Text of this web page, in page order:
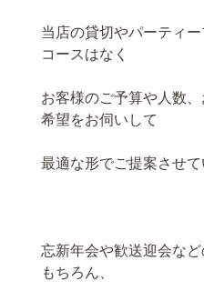
当店の貸切やパーティ
コースはなく
お客様のご予算や人数
希望をお伺いして
最適な形でご提案させて
忘新年会や歓送迎会な
もちろん、